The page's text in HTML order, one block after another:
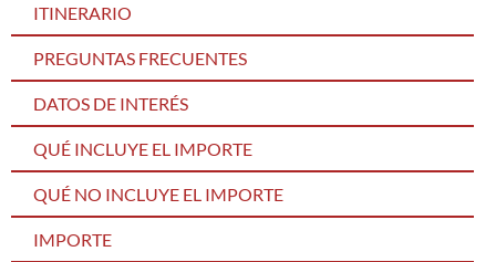
ITINERARIO
PREGUNTAS FRECUENTES
DATOS DE INTERÉS
QUÉ INCLUYE EL IMPORTE
QUÉ NO INCLUYE EL IMPORTE
IMPORTE